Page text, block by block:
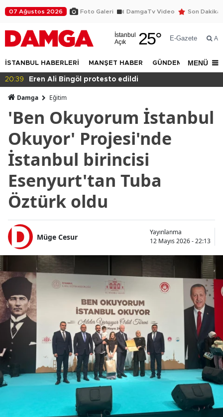
07 Ağustos 2026 Foto Galeri DamgaTv Video Son Dakika
İstanbul
Açık
25° E-Gazete Ara
İSTANBUL HABERLERİ MANŞET HABER GÜNDEM DÜNYA
MENÜ
20:39 Eren Ali Bingöl protesto edildi
Damga Eğitim
'Ben Okuyorum İstanbul
Okuyor' Projesi'nde
İstanbul birincisi
Esenyurt'tan Tuba
Öztürk oldu
Müge Cesur
Yayınlanma
12 Mayıs 2026 - 22:13